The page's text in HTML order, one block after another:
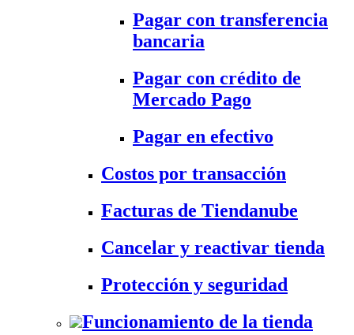
Pagar con transferencia
bancaria
Pagar con crédito de
Mercado Pago
Pagar en efectivo
Costos por transacción
Facturas de Tiendanube
Cancelar y reactivar tienda
Protección y seguridad
Funcionamiento de la tienda